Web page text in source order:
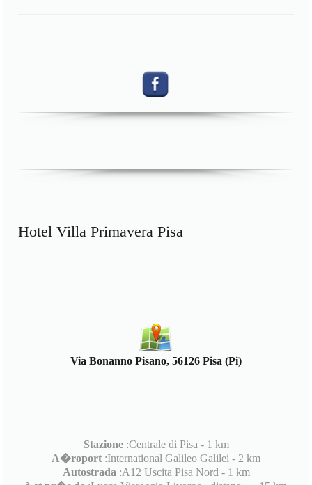
Hotel Villa Primavera Pisa
Via Bonanno Pisano, 56126 Pisa (Pi)
Stazione:Centrale di Pisa - 1 km
A�roport :International Galileo Galilei - 2 km
Autostrada :A12 Uscita Pisa Nord - 1 km